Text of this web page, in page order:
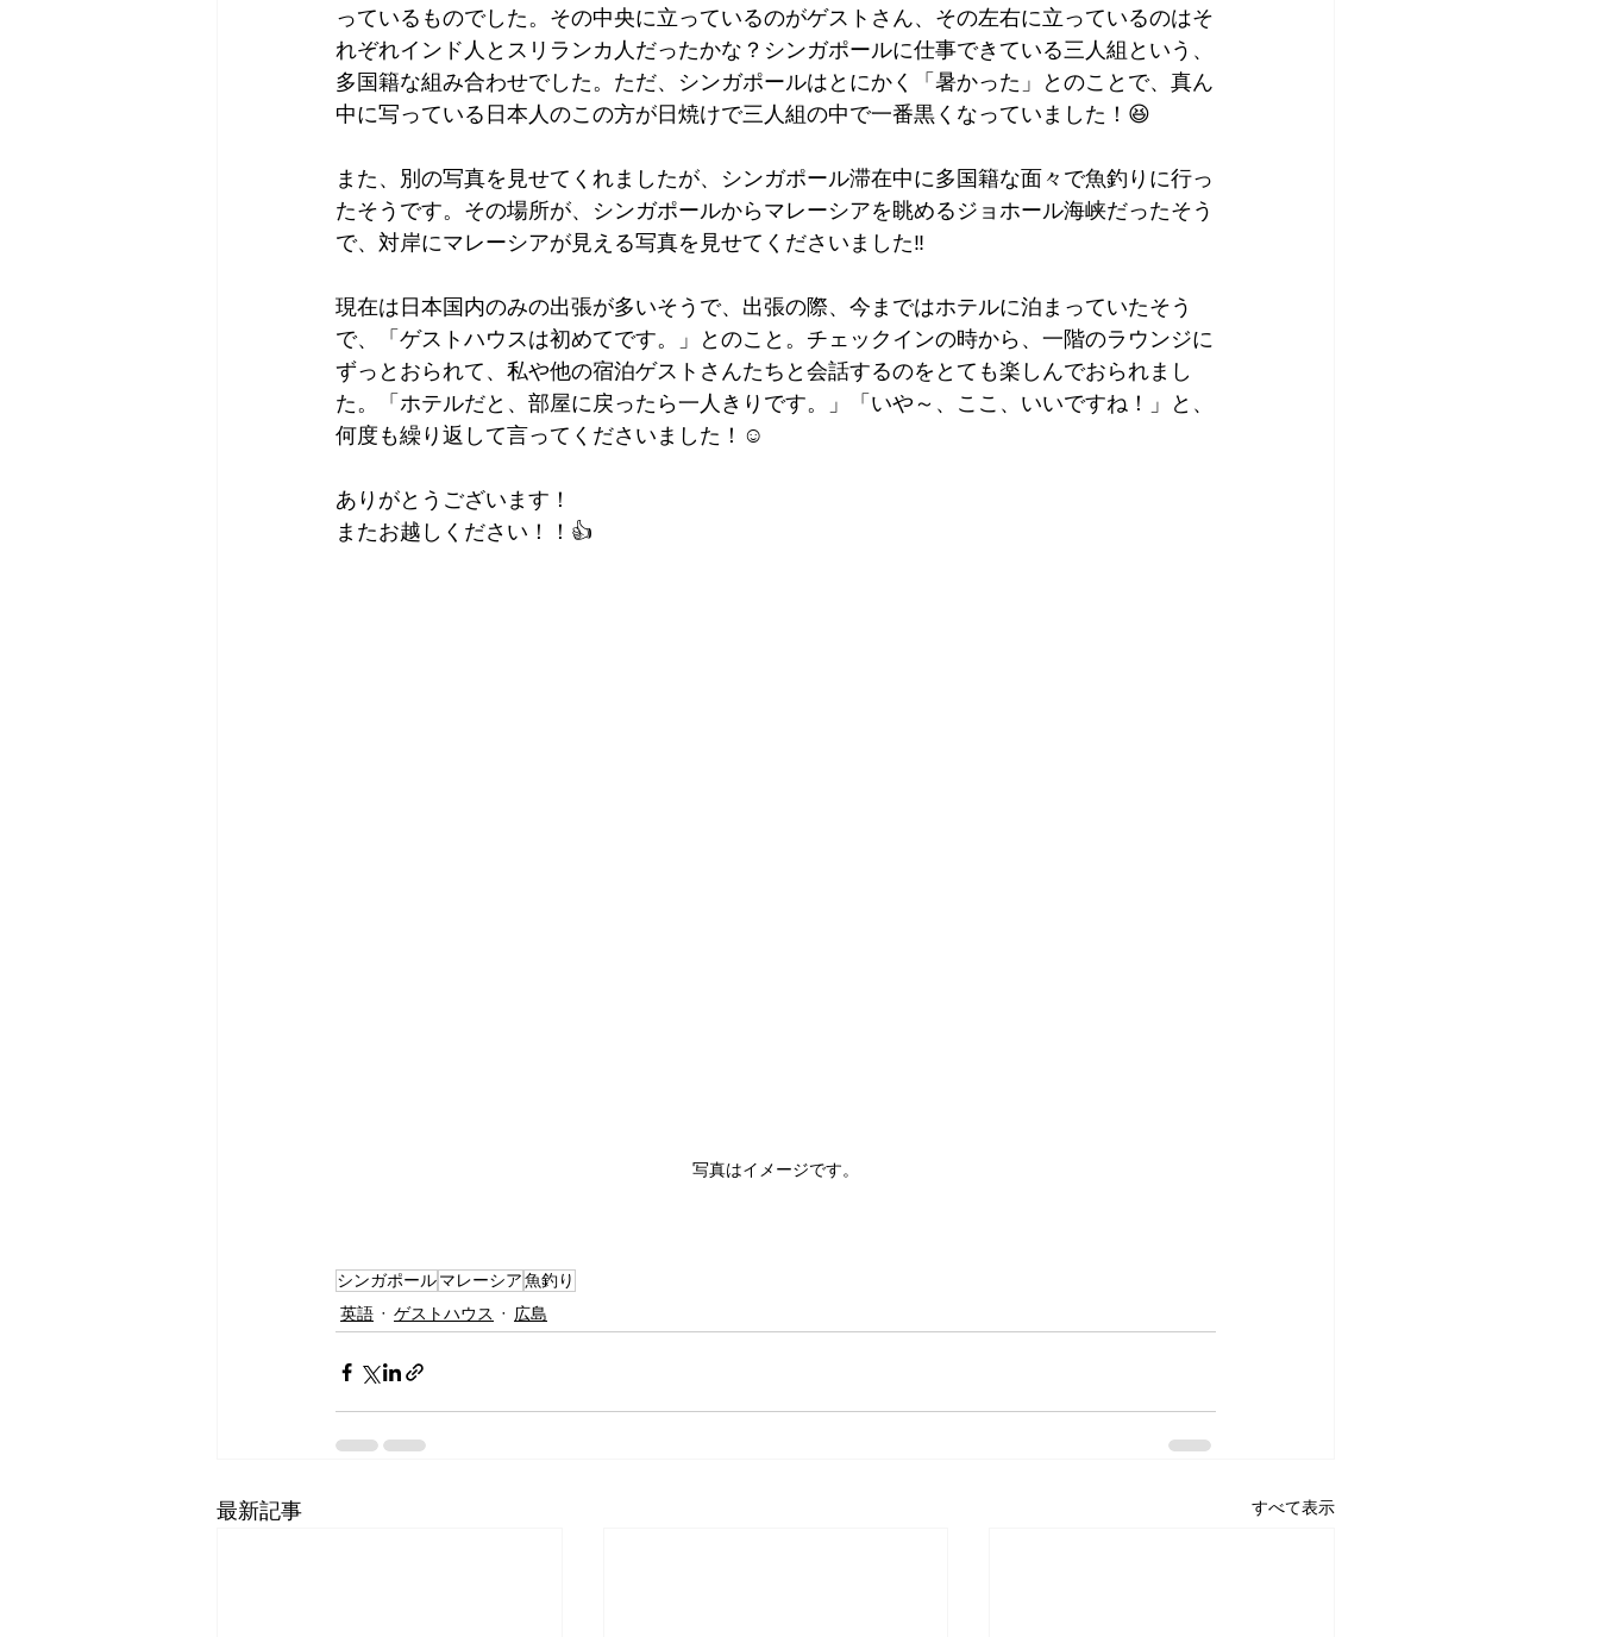
っているものでした。その中央に立っているのがゲストさん、その左右に立っているのはそ
れぞれインド人とスリランカ人だったかな？シンガポールに仕事できている三人組という、
多国籍な組み合わせでした。ただ、シンガポールはとにかく「暑かった」とのことで、真ん
中に写っている日本人のこの方が日焼けで三人組の中で一番黒くなっていました！😆
また、別の写真を見せてくれましたが、シンガポール滞在中に多国籍な面々で魚釣りに行っ
たそうです。その場所が、シンガポールからマレーシアを眺めるジョホール海峡だったそう
で、対岸にマレーシアが見える写真を見せてくださいました‼
現在は日本国内のみの出張が多いそうで、出張の際、今まではホテルに泊まっていたそう
で、「ゲストハウスは初めてです。」とのこと。チェックインの時から、一階のラウンジに
ずっとおられて、私や他の宿泊ゲストさんたちと会話するのをとても楽しんでおられまし
た。「ホテルだと、部屋に戻ったら一人きりです。」「いや～、ここ、いいですね！」と、
何度も繰り返して言ってくださいました！☺
ありがとうございます！
またお越しください！！👍
写真はイメージです。
シンガポールマレーシア魚釣り
英語
ゲストハウス 広島
最新記事 すべて表示